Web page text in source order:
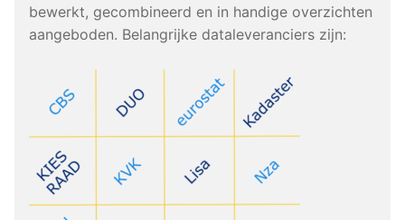
bewerkt, gecombineerd en in handige overzichten
aangeboden. Belangrijke dataleveranciers zijn: